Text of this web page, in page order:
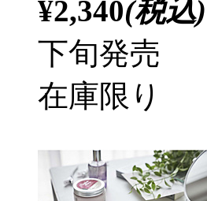
¥2,340(税込)
下旬発売
在庫限り